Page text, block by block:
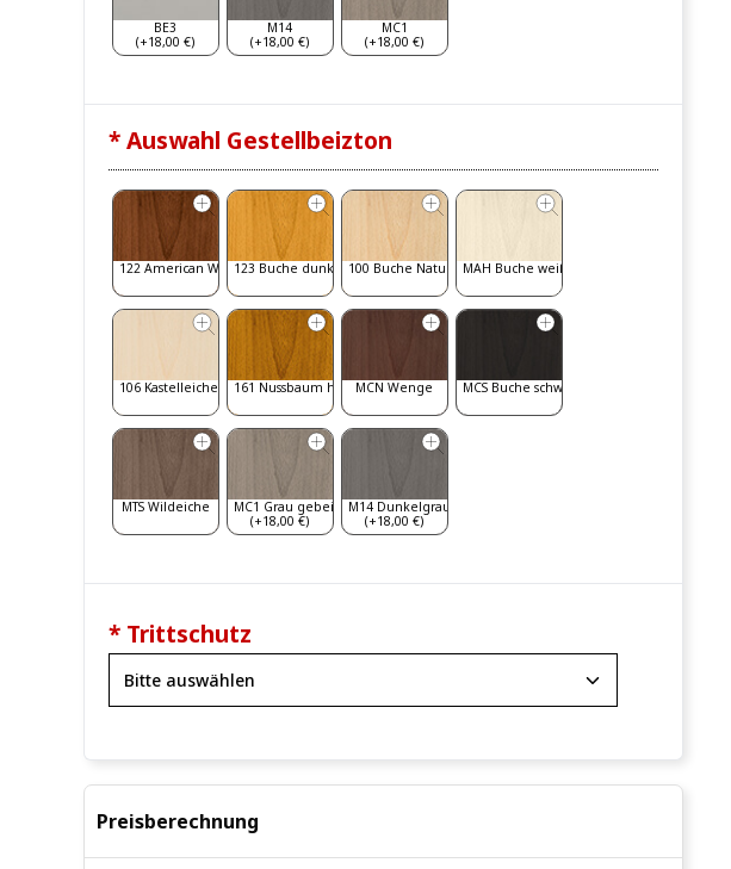
BE3
(+18,00 €)
M14
(+18,00 €)
MC1
(+18,00 €)
* Auswahl Gestellbeizton
122 American Walnut123 Buche dunkel 100 Buche Natur MAH Buche weiß gebeizt
106 Kastelleiche 161 Nussbaum hell MCN Wenge MCS Buche schwarz
MTS Wildeiche
MC1 Grau gebeizt
(+18,00 €)
M14 Dunkelgrau
(+18,00 €)
* Trittschutz
Preisberechnung